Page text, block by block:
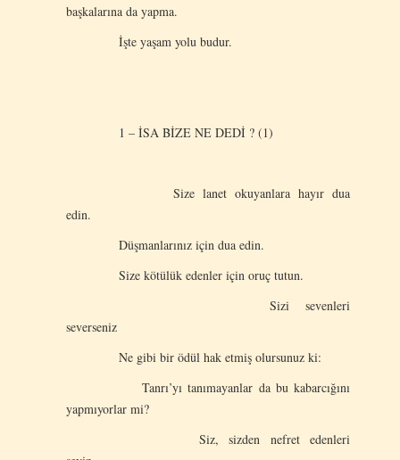
başkalarına da yapma.
İşte yaşam yolu budur.
1 – İSA BİZE NE DEDİ ? (1)
Size lanet okuyanlara hayır dua
edin.
Düşmanlarınız için dua edin.
Size kötülük edenler için oruç tutun.
Sizi sevenleri
severseniz
Ne gibi bir ödül hak etmiş olursunuz ki:
Tanrı’yı tanımayanlar da bu kabarcığını
yapmıyorlar mi?
Siz, sizden nefret edenleri